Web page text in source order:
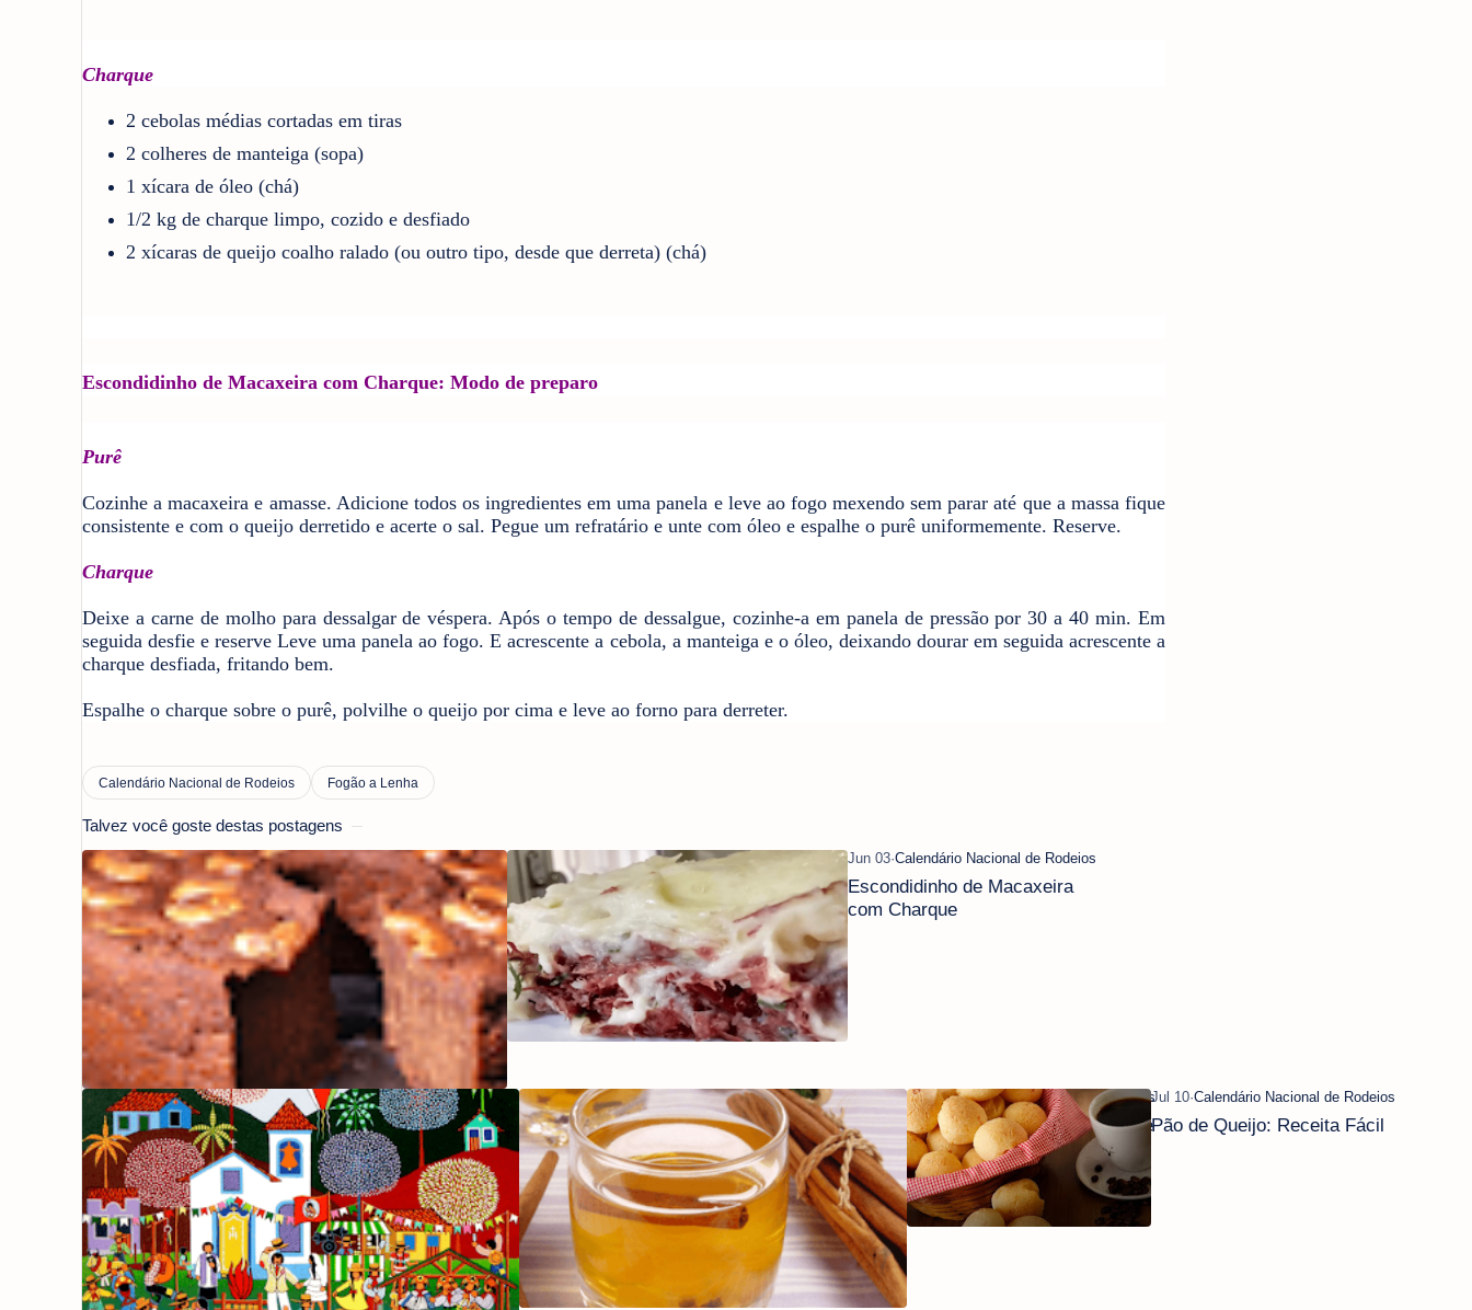
Charque
2 cebolas médias cortadas em tiras
2 colheres de manteiga (sopa)
1 xícara de óleo (chá)
1/2 kg de charque limpo, cozido e desfiado
2 xícaras de queijo coalho ralado (ou outro tipo, desde que derreta) (chá)
Escondidinho de Macaxeira com Charque: Modo de preparo
Purê
Cozinhe a macaxeira e amasse. Adicione todos os ingredientes em uma panela e leve ao fogo mexendo sem parar até que a massa fique
consistente e com o queijo derretido e acerte o sal. Pegue um refratário e unte com óleo e espalhe o purê uniformemente. Reserve.
Charque
Deixe a carne de molho para dessalgar de véspera. Após o tempo de dessalgue, cozinhe-a em panela de pressão por 30 a 40 min. Em
seguida desfie e reserve Leve uma panela ao fogo. E acrescente a cebola, a manteiga e o óleo, deixando dourar em seguida acrescente a
charque desfiada, fritando bem.
Espalhe o charque sobre o purê, polvilhe o queijo por cima e leve ao forno para derreter.
Talvez você goste destas postagens
Comidas Juninas: Bolo de Pé
de Moleque com Café
Escondidinho de Macaxeira
com Charque
Historia da Festa Junina:
Origem, Danças e Receitas
Comidas Juninas: Quentão de
Pinga - Cachaça
Pão de Queijo: Receita Fácil